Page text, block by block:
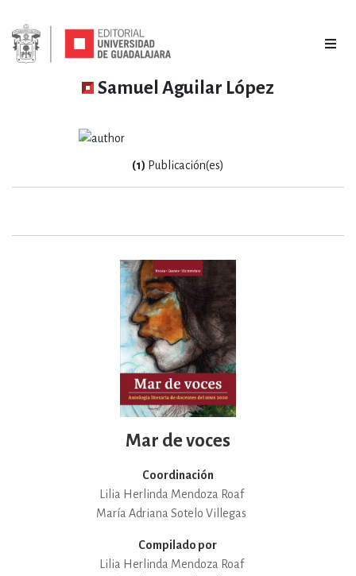
Samuel Aguilar López
(1) Publicación(es)
Mar de voces
Coordinación
Lilia Herlinda Mendoza Roaf
María Adriana Sotelo Villegas
Compilado por
Lilia Herlinda Mendoza Roaf